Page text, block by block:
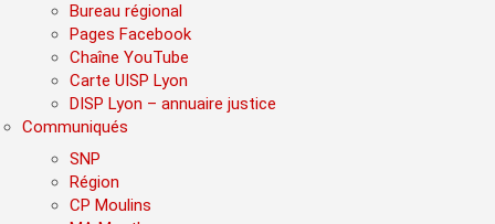
Bureau régional
Pages Facebook
Chaîne YouTube
Carte UISP Lyon
DISP Lyon – annuaire justice
Communiqués
SNP
Région
CP Moulins